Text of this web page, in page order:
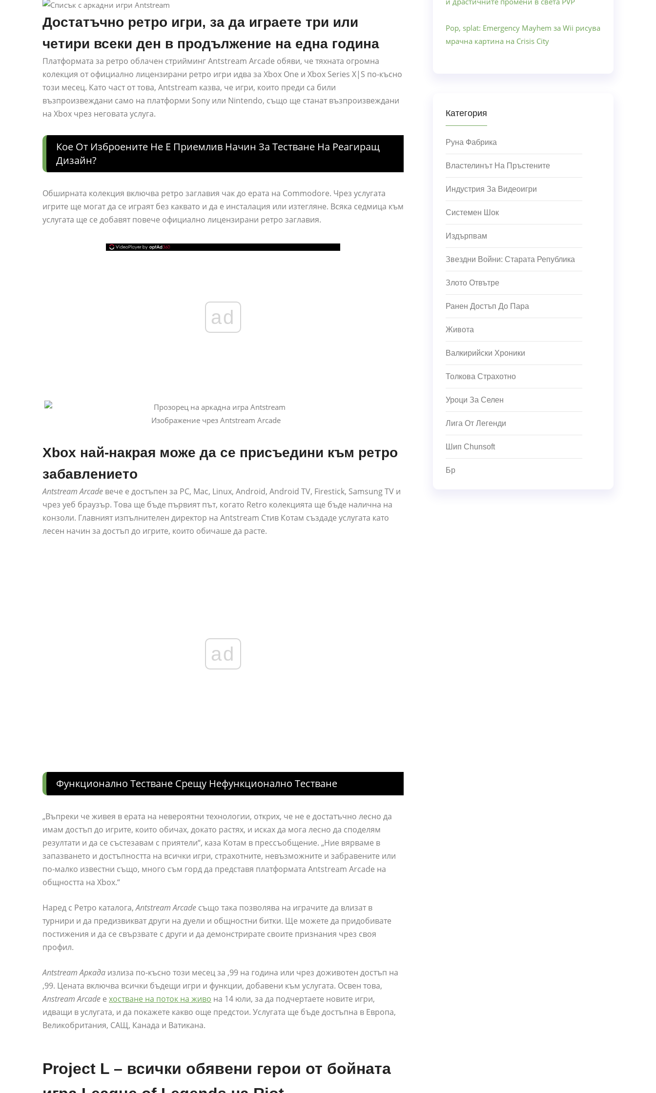
Достатъчно ретро игри, за да играете три или
четири всеки ден в продължение на една година
Платформата за ретро облачен стрийминг Antstream Arcade обяви, че тяхната огромна
колекция от официално лицензирани ретро игри идва за Xbox One и Xbox Series X|S по-късно
този месец. Като част от това, Antstream казва, че игри, които преди са били
възпроизвеждани само на платформи Sony или Nintendo, също ще станат възпроизвеждани
на Xbox чрез неговата услуга.
Кое От Изброените Не Е Приемлив Начин За Тестване На Реагиращ
Дизайн?
Обширната колекция включва ретро заглавия чак до ерата на Commodore. Чрез услугата
игрите ще могат да се играят без каквато и да е инсталация или изтегляне. Всяка седмица към
услугата ще се добавят повече официално лицензирани ретро заглавия.
ad
Изображение чрез Antstream Arcade
Xbox най-накрая може да се присъедини към ретро
забавлението
Antstream Arcade вече е достъпен за PC, Mac, Linux, Android, Android TV, Firestick, Samsung TV и
чрез уеб браузър. Това ще бъде първият път, когато Retro колекцията ще бъде налична на
конзоли. Главният изпълнителен директор на Antstream Стив Котам създаде услугата като
лесен начин за достъп до игрите, които обичаше да расте.
ad
Функционално Тестване Срещу Нефункционално Тестване
„Въпреки че живея в ерата на невероятни технологии, открих, че не е достатъчно лесно да
имам достъп до игрите, които обичах, докато растях, и исках да мога лесно да споделям
резултати и да се състезавам с приятели“, каза Котам в прессъобщение. „Ние вярваме в
запазването и достъпността на всички игри, страхотните, невъзможните и забравените или
по-малко известни също, много съм горд да представя платформата Antstream Arcade на
общността на Xbox.“
Наред с Ретро каталога,Antstream Arcade също така позволява на играчите да влизат в
турнири и да предизвикват други на дуели и общностни битки. Ще можете да придобивате
постижения и да се свързвате с други и да демонстрирате своите признания чрез своя
профил.
Antstream Аркада излиза по-късно този месец за ,99 на година или чрез доживотен достъп на
,99. Цената включва всички бъдещи игри и функции, добавени към услугата. Освен това,
Anstream Arcade е хостване на поток на живо на 14 юли, за да подчертаете новите игри,
идващи в услугата, и да покажете какво още предстои. Услугата ще бъде достъпна в Европа,
Великобритания, САЩ, Канада и Ватикана.
Project L – всички обявени герои от бойната
Pop, splat: Emergency Mayhem за Wii рисува
мрачна картина на Crisis City
Категория
Руна Фабрика
Властелинът На Пръстените
Индустрия За Видеоигри
Системен Шок
Издърпвам
Звездни Войни: Старата Република
Злото Отвътре
Ранен Достъп До Пара
Живота
Валкирийски Хроники
Толкова Страхотно
Уроци За Селен
Лига От Легенди
Шип Chunsoft
Бр